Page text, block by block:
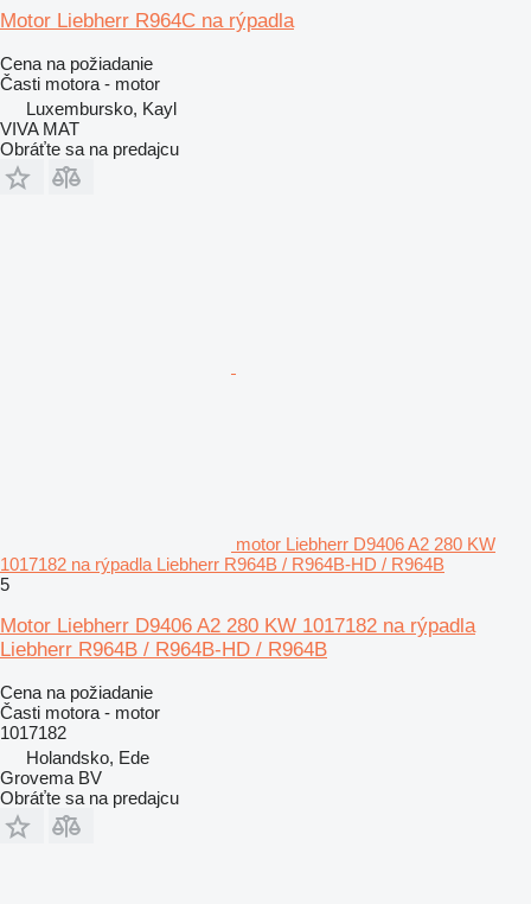
Motor Liebherr R964C na rýpadla
Cena na požiadanie
Časti motora - motor
Luxembursko, Kayl
VIVA MAT
Obráťte sa na predajcu
motor Liebherr D9406 A2 280 KW
1017182 na rýpadla Liebherr R964B / R964B-HD / R964B
5
Motor Liebherr D9406 A2 280 KW 1017182 na rýpadla
Liebherr R964B / R964B-HD / R964B
Cena na požiadanie
Časti motora - motor
1017182
Holandsko, Ede
Grovema BV
Obráťte sa na predajcu